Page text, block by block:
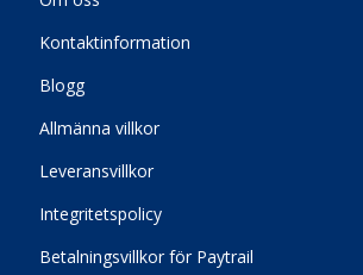
Kontaktinformation
Blogg
Allmänna villkor
Leveransvillkor
Integritetspolicy
Betalningsvillkor för Paytrail